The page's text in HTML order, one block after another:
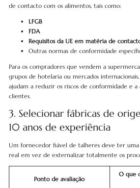
de contacto com os alimentos, tais como:
LFGB
FDA
Requisitos da UE em matéria de
Outras normas de conformidade
Para os compradores que vendem a
grupos de hotelaria ou mercados
ajudam a reduzir os riscos de conformidade e
clientes.
3. Selecionar fábricas de
10 anos de experiência
Um fornecedor fiável de talheres deve ter
real em vez de externalizar totalmente os
Ponto de avaliação
O que